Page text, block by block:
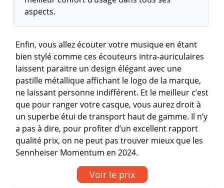
aspects.
Enfin, vous allez écouter votre musique en étant
bien stylé comme ces écouteurs intra-auriculaires
laissent paraitre un design élégant avec une
pastille métallique affichant le logo de la marque,
ne laissant personne indifférent. Et le meilleur c’est
que pour ranger votre casque, vous aurez droit à
un superbe étui de transport haut de gamme. Il n’y
a pas à dire, pour profiter d’un excellent rapport
qualité prix, on ne peut pas trouver mieux que les
Sennheiser Momentum en 2024.
Voir le prix